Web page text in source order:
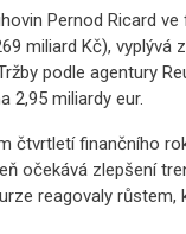
Pernod Ricard
miliard Kč), vyplývá
podle agentury
2,95 miliardy eur.
čtvrtletí finančního
očekává zlepšení
reagovaly růstem,